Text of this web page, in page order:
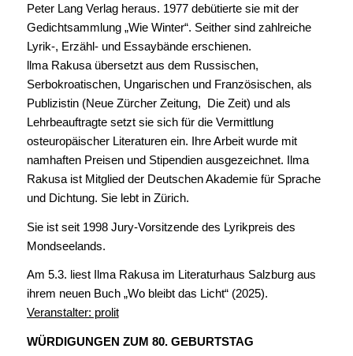
Peter Lang Verlag heraus. 1977 debütierte sie mit der
Gedichtsammlung „Wie Winter“. Seither sind zahlreiche
Lyrik-, Erzähl- und Essaybände erschienen.
llma Rakusa übersetzt aus dem Russischen,
Serbokroatischen, Ungarischen und Französischen, als
Publizistin (Neue Zürcher Zeitung, Die Zeit) und als
Lehrbeauftragte setzt sie sich für die Vermittlung
osteuropäischer Literaturen ein. Ihre Arbeit wurde mit
namhaften Preisen und Stipendien ausgezeichnet. Ilma
Rakusa ist Mitglied der Deutschen Akademie für Sprache
und Dichtung. Sie lebt in Zürich.
Sie ist seit 1998 Jury-Vorsitzende des Lyrikpreis des
Mondseelands.
Am 5.3. liest Ilma Rakusa im Literaturhaus Salzburg aus
ihrem neuen Buch „Wo bleibt das Licht“ (2025).
Veranstalter: prolit
WÜRDIGUNGEN ZUM 80. GEBURTSTAG